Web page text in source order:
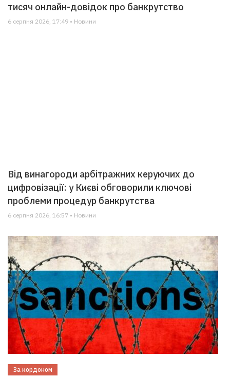
тисяч онлайн-довідок про банкрутство
6 серпня 2026, 17:49 • Новини
Від винагороди арбітражних керуючих до
цифровізації: у Києві обговорили ключові
проблеми процедур банкрутства
6 серпня 2026, 16:57 • Новини
За кордоном